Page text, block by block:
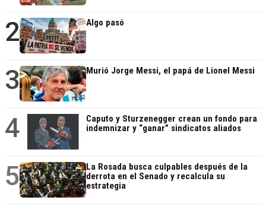
2 Algo pasó
3 Murió Jorge Messi, el papá de Lionel Messi
4
Caputo y Sturzenegger crean un fondo para
indemnizar y “ganar” sindicatos aliados
5
La Rosada busca culpables después de la
derrota en el Senado y recalcula su
estrategia